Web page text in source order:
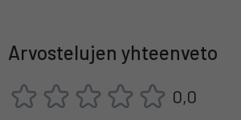
Arvostelujen yhteenveto
0,0